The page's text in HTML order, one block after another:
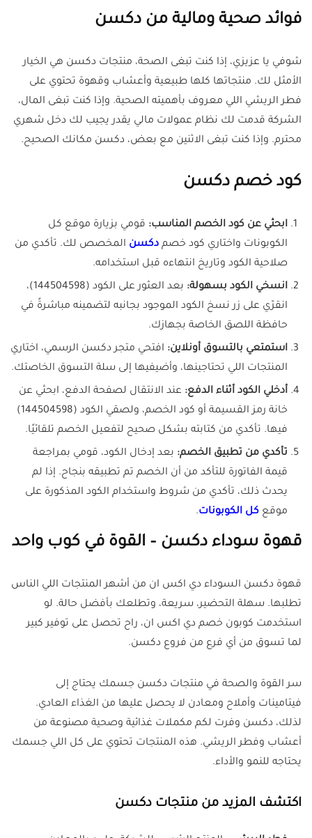
فوائد صحية ومالية من دكسن
شوفي يا عزيزي، إذا كنت تبغى الصحة، منتجات دكسن هي الخيار
الأمثل لك. منتجاتها كلها طبيعية وأعشاب وقهوة تحتوي على
فطر الريشي اللي معروف بأهميته الصحية. وإذا كنت تبغى المال،
الشركة قدمت لك نظام عمولات مالي يقدر يجيب لك دخل شهري
محترم. وإذا كنت تبغى الاثنين مع بعض، دكسن مكانك الصحيح.
كود خصم دكسن
ابحثي عن كود الخصم المناسب: قومي بزيارة موقع كل
الكوبونات واختاري كود خصم دكسن المخصص لك. تأكدي من
صلاحية الكود وتاريخ انتهاءه قبل استخدامه.
انسخي الكود بسهولة:
بعد العثور على الكود (144504598)،
انقرّي على زر نسخ الكود الموجود بجانبه لتضمينه مباشرةً في
حافظة اللصق الخاصة بجهازك.
استمتعي بالتسوق أونلاين: افتحي متجر دكسن الرسمي، اختاري
المنتجات اللي تحتاجينها، وأضيفيها إلى سلة التسوق الخاصتك.
أدخلي الكود أثناء الدفع: عند الانتقال لصفحة الدفع، ابحثي عن
خانة رمز القسيمة أو كود الخصم، ولصقي الكود (144504598)
فيها. تأكدي من كتابته بشكل صحيح لتفعيل الخصم تلقائيًا.
تأكدي من تطبيق الخصم: بعد إدخال الكود، قومي بمراجعة
قيمة الفاتورة للتأكد من أن الخصم تم تطبيقه بنجاح. إذا لم
يحدث ذلك، تأكدي من شروط واستخدام الكود المذكورة على
موقع كل الكوبونات.
قهوة سوداء دكسن – القوة في كوب واحد
قهوة دكسن السوداء دي اكس ان من أشهر المنتجات اللي الناس
تطلبها. سهلة التحضير، سريعة، وتطلعك بأفضل حالة. لو
استخدمت كوبون خصم دي اكس ان، راح تحصل على توفير كبير
لما تسوق من أي فرع من فروع دكسن.
سر القوة والصحة في منتجات دكسن جسمك يحتاج إلى
فيتامينات وأملاح ومعادن لا يحصل عليها من الغذاء العادي.
لذلك، دكسن وفرت لكم مكملات غذائية وصحية مصنوعة من
أعشاب وفطر الريشي. هذه المنتجات تحتوي على كل اللي جسمك
يحتاجه للنمو والأداء.
اكتشف المزيد من منتجات دكسن